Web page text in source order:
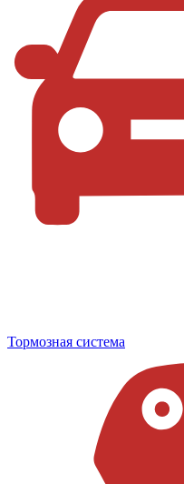
Тормозная система